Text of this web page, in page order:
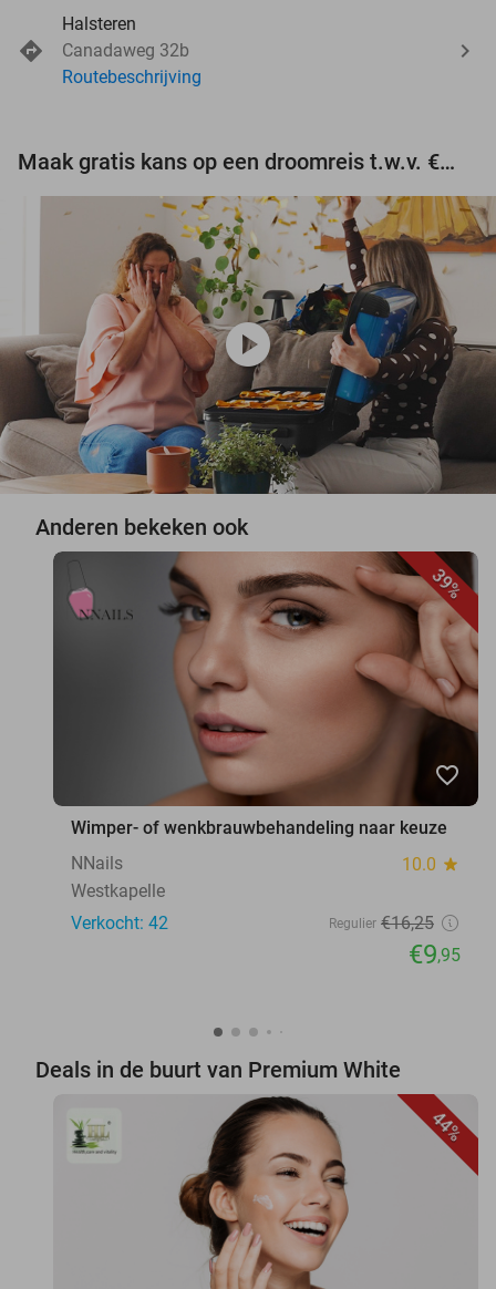
Halsteren
Canadaweg 32b
Routebeschrijving
Maak gratis kans op een droomreis t.w.v. €3.000!
play_circle
Anderen bekeken ook
39%
favorite_border
Wimper- of wenkbrauwbehandeling naar keuze
NNails
10.0 star
Westkapelle
Verkocht: 42
Regulier €16,25
€9,95
Deals in de buurt van Premium White
44%